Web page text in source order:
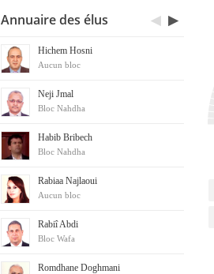
◀ ▶
Annuaire des élus
Hichem Hosni
Aucun bloc
Neji Jmal
Bloc Nahdha
Habib Bribech
Bloc Nahdha
Rabiaa Najlaoui
Aucun bloc
Rabiî Abdi
Bloc Wafa
Romdhane Doghmani